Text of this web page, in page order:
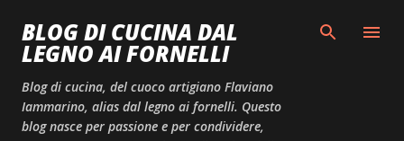
Passa ai contenuti principali
BLOG DI CUCINA DAL
LEGNO AI FORNELLI
Blog di cucina, del cuoco artigiano Flaviano
Iammarino, alias dal legno ai fornelli. Questo
blog nasce per passione e per condividere,